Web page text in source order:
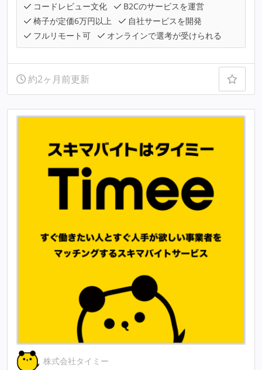
コードレビュー文化
B2Cのサービスを運営
椅子が定価6万円以上
自社サービスを開発
フルリモート可
オンラインで選考が受けられる
約2ヶ月前更新
株式会社タイミー